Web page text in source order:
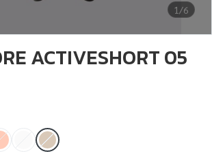
1/6
ACTIVESHORT 05